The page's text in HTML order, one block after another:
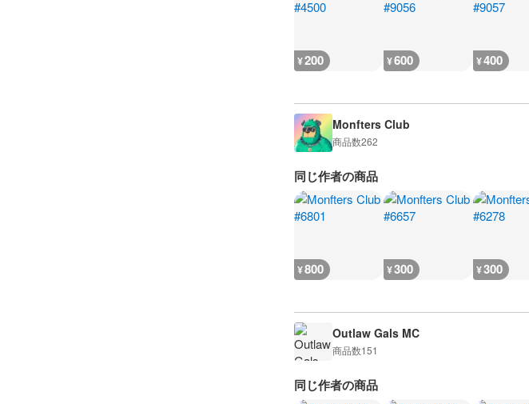
¥200 ¥600 ¥400
Monfters Club
商品数262
同じ作者の商品
¥800 ¥300 ¥300
Outlaw Gals MC
商品数151
同じ作者の商品